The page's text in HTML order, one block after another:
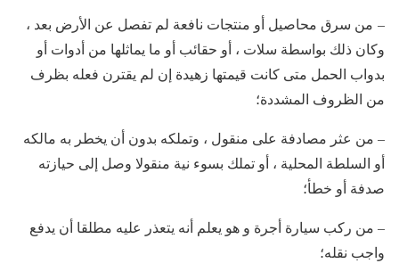
– من سرق محاصيل أو منتجات نافعة لم تفصل عن الأرض بعد ،
وكان ذلك بواسطة سلات ، أو حقائب أو ما يماثلها من أدوات أو
بدواب الحمل متى كانت قيمتها زهيدة إن لم يقترن فعله بظرف
من الظروف المشددة؛
– من عثر مصادفة على منقول ، وتملكه بدون أن يخطر به مالكه
أو السلطة المحلية ، أو تملك بسوء نية منقولا وصل إلى حيازته
صدفة أو خطأ؛
– من ركب سيارة أجرة و هو يعلم أنه يتعذر عليه مطلقا أن يدفع
واجب نقله؛